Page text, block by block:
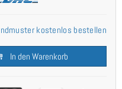
kostenlos bestellen
In den Warenkorb